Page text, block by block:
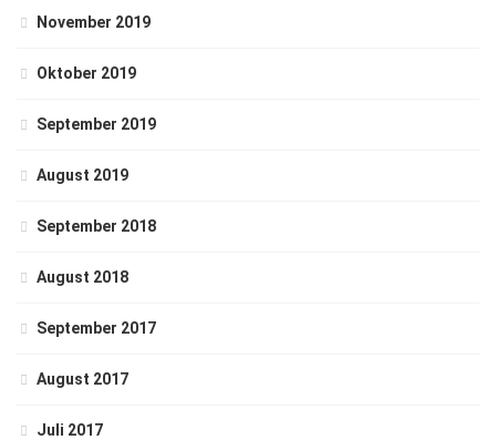
November 2019
Oktober 2019
September 2019
August 2019
September 2018
August 2018
September 2017
August 2017
Juli 2017